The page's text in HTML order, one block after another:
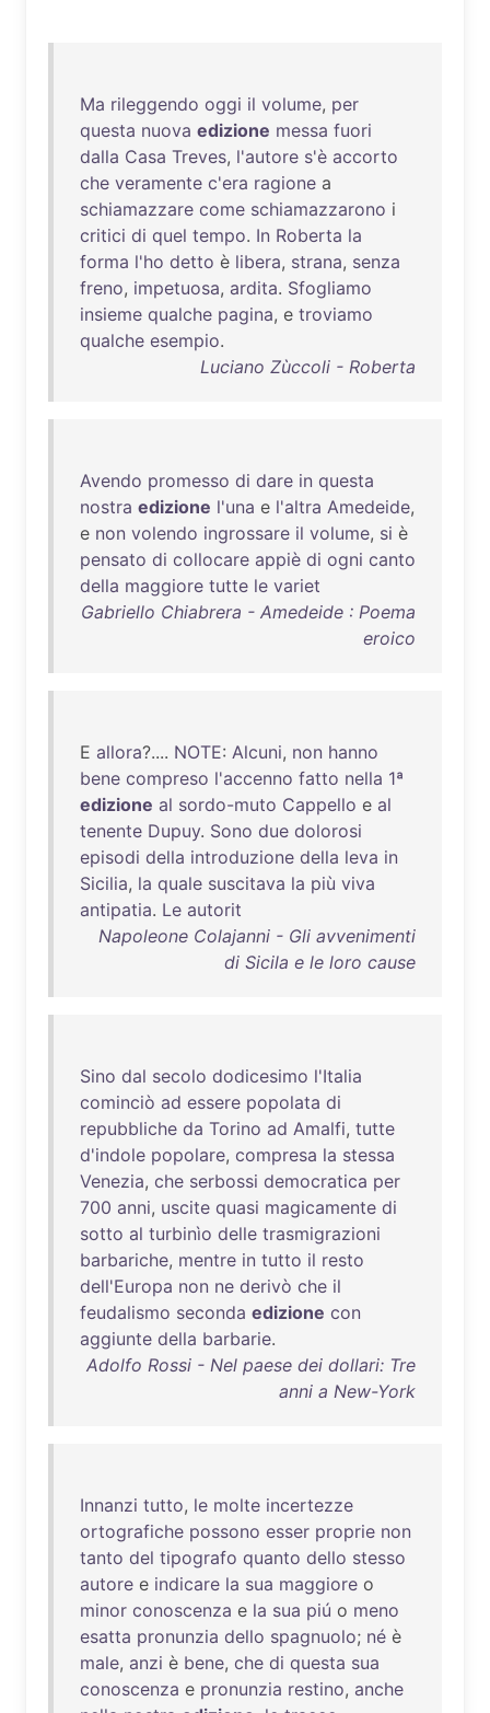
Ma rileggendo oggi il volume, per
questa nuova edizione messa fuori
dalla Casa Treves, l'autore s'è accorto
che veramente c'era ragione a
schiamazzare come schiamazzarono i
critici di quel tempo. In Roberta la
forma l'ho detto è libera, strana, senza
freno, impetuosa, ardita. Sfogliamo
insieme qualche pagina, e troviamo
qualche esempio.
Luciano Zùccoli - Roberta
Avendo promesso di dare in questa
nostra edizione l'una e l'altra Amedeide,
e non volendo ingrossare il volume, si è
pensato di collocare appiè di ogni canto
della maggiore tutte le variet
Gabriello Chiabrera - Amedeide : Poema
eroico
E allora?.... NOTE: Alcuni, non hanno
bene compreso l'accenno fatto nella 1ª
edizione al sordo-muto Cappello e al
tenente Dupuy. Sono due dolorosi
episodi della introduzione della leva in
Sicilia, la quale suscitava la più viva
antipatia. Le autorit
Napoleone Colajanni - Gli avvenimenti
di Sicila e le loro cause
Sino dal secolo dodicesimo l'Italia
cominciò ad essere popolata di
repubbliche da Torino ad Amalfi, tutte
d'indole popolare, compresa la stessa
Venezia, che serbossi democratica per
700 anni, uscite quasi magicamente di
sotto al turbinìo delle trasmigrazioni
barbariche, mentre in tutto il resto
dell'Europa non ne derivò che il
feudalismo seconda edizione con
aggiunte della barbarie.
Adolfo Rossi - Nel paese dei dollari: Tre
anni a New-York
Innanzi tutto, le molte incertezze
ortografiche possono esser proprie non
tanto del tipografo quanto dello stesso
autore e indicare la sua maggiore o
minor conoscenza e la sua piú o meno
esatta pronunzia dello spagnuolo; né è
male, anzi è bene, che di questa sua
conoscenza e pronunzia restino, anche